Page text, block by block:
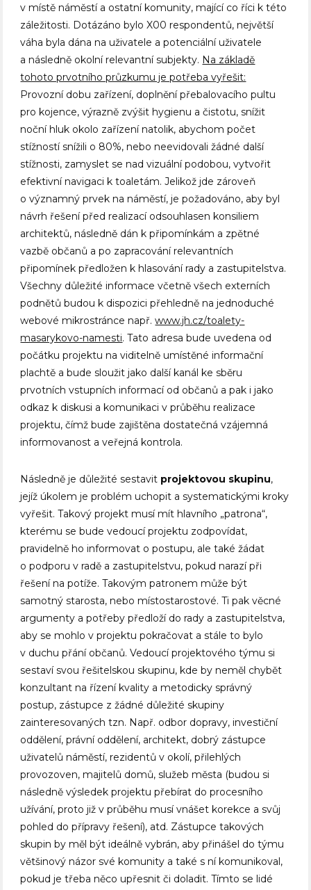
v místě náměstí a ostatní komunity, mající co říci k této
záležitosti. Dotázáno bylo X00 respondentů, největší
váha byla dána na uživatele a potenciální uživatele
a následně okolní relevantní subjekty. Na základě
tohoto prvotního průzkumu je potřeba vyřešit:
Provozní dobu zařízení, doplnění přebalovacího pultu
pro kojence, výrazně zvýšit hygienu a čistotu, snížit
noční hluk okolo zařízení natolik, abychom počet
stížností snížili o 80%, nebo neevidovali žádné další
stížnosti, zamyslet se nad vizuální podobou, vytvořit
efektivní navigaci k toaletám. Jelikož jde zároveň
o významný prvek na náměstí, je požadováno, aby byl
návrh řešení před realizací odsouhlasen konsiliem
architektů, následně dán k připomínkám a zpětné
vazbě občanů a po zapracování relevantních
připomínek předložen k hlasování rady a zastupitelstva.
Všechny důležité informace včetně všech externích
podnětů budou k dispozici přehledně na jednoduché
webové mikrostránce např.www.jh.cz/toalety-
masarykovo-namesti. Tato adresa bude uvedena od
počátku projektu na viditelně umístěné informační
plachtě a bude sloužit jako další kanál ke sběru
prvotních vstupních informací od občanů a pak i jako
odkaz k diskusi a komunikaci v průběhu realizace
projektu, čímž bude zajištěna dostatečná vzájemná
informovanost a veřejná kontrola.
Následně je důležité sestavit projektovou skupinu,
jejíž úkolem je problém uchopit a systematickými kroky
vyřešit. Takový projekt musí mít hlavního „patrona“,
kterému se bude vedoucí projektu zodpovídat,
pravidelně ho informovat o postupu, ale také žádat
o podporu v radě a zastupitelstvu, pokud narazí při
řešení na potíže. Takovým patronem může být
samotný starosta, nebo místostarostové. Ti pak věcné
argumenty a potřeby předloží do rady a zastupitelstva,
aby se mohlo v projektu pokračovat a stále to bylo
v duchu přání občanů. Vedoucí projektového týmu si
sestaví svou řešitelskou skupinu, kde by neměl chybět
konzultant na řízení kvality a metodicky správný
postup, zástupce z žádné důležité skupiny
zainteresovaných tzn. Např. odbor dopravy, investiční
oddělení, právní oddělení, architekt, dobrý zástupce
uživatelů náměstí, rezidentů v okolí, přilehlých
provozoven, majitelů domů, služeb města (budou si
následně výsledek projektu přebírat do procesního
užívání, proto již v průběhu musí vnášet korekce a svůj
pohled do přípravy řešení), atd. Zástupce takových
skupin by měl být ideálně vybrán, aby přinášel do týmu
většinový názor své komunity a také s ní komunikoval,
pokud je třeba něco upřesnit či doladit. Tímto se lidé